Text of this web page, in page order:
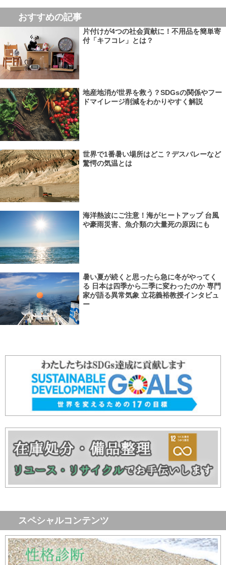
おすすめの記事
片付けが4つの社会貢献に！不用品を簡単寄
付「キフコレ」とは？
地産地消が世界を救う？SDGsの関係やフー
ドマイレージ削減をわかりやすく解説
世界で1番暑い場所はどこ？デスバレーなど
驚愕の気温とは
海洋熱波にご注意！海がヒートアップ 台風
や豪雨災害、魚介類の大量死の原因にも
暑い夏が続くと思ったら急に冬がやってく
る 日本は四季から二季に変わったのか 専門
家が語る異常気象 立花義裕教授インタビュ
ー
スペシャルコンテンツ